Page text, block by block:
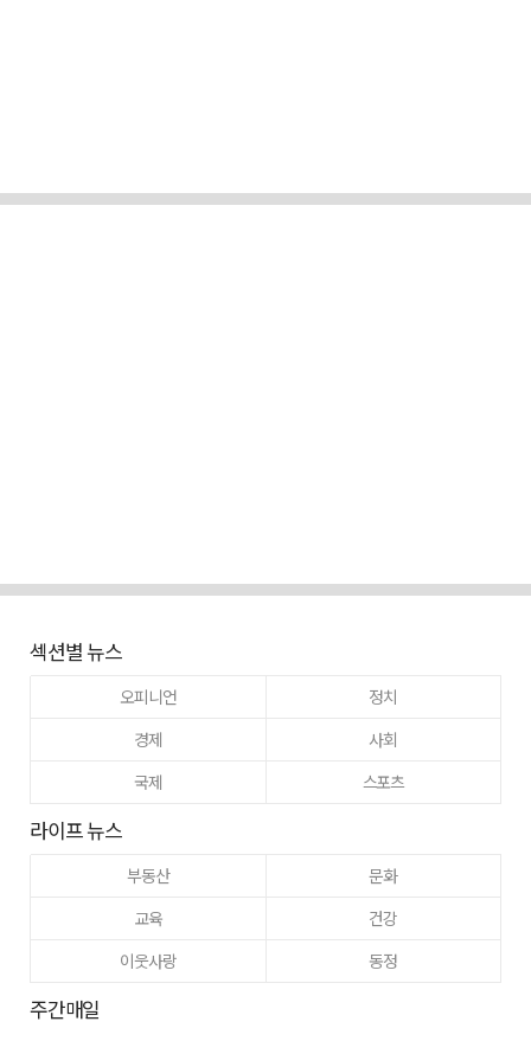
섹션별 뉴스
오피니언
정치
경제
사회
국제
스포츠
라이프 뉴스
부동산
문화
교육
건강
이웃사랑
동정
주간매일